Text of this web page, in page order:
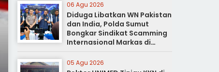
06 Agu 2026
Diduga Libatkan WN Pakistan
dan India, Polda Sumut
Bongkar Sindikat Scamming
Internasional Markas di
Apartemen Podomoro
05 Agu 2026